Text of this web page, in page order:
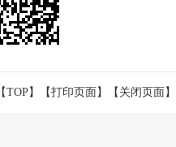
【TOP】 【打印页面】【 关闭页面】